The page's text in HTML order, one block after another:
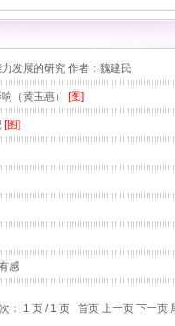
发展的研究 作者：魏建民
（黄玉惠） [图]
[图]
感
： 1 页 / 1 页 首页 上一页 下一页